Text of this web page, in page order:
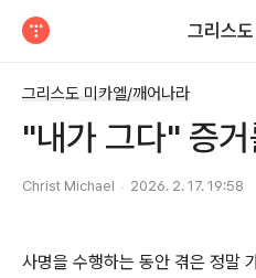
그리스
그리스도 미카엘/깨어나라
"내가 그다" 증
Christ Michael 2026. 2. 17. 19:58
사명을 수행하는 동안 겪은 정말